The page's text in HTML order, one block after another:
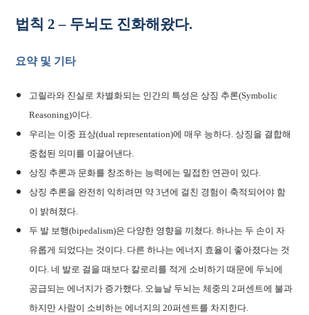
법칙 2 – 두뇌도 진화해왔다.
요약 및 기타
고릴라와 진실로 차별화되는 인간의 특성은 상징 추론(Symbolic
Reasoning)이다.
우리는 이중 표상(dual representation)에 매우 능하다. 상징을 결합해
중첩된 의미를 이끌어낸다.
상징 추론과 문화를 창조하는 능력에는 밀접한 연관이 있다.
상징 추론을 완전히 익히려면 약 3년에 걸친 경험이 축적되어야 함
이 밝혀졌다.
두 발 보행(bipedalism)은 다양한 영향을 끼쳤다. 하나는 두 손이 자
유롭게 되었다는 것이다. 다른 하나는 에너지 효율이 좋아졌다는 것
이다. 네 발로 걸을 때보다 칼로리를 적게 소비하기 때문에 두뇌에
공급되는 에너지가 증가했다. 오늘날 두뇌는 체중의 2퍼센트에 불과
하지만 사람이 소비하는 에너지의 20퍼센트를 차지한다.